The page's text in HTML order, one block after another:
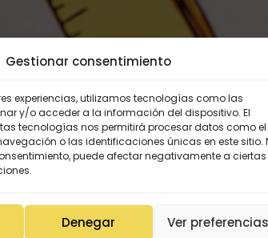
Gestionar consentimiento
experiencias, utilizamos tecnologías como las
y/o acceder a la información del dispositivo. El
tecnologías nos permitirá procesar datos como el
o las identificaciones únicas en este sitio.
puede afectar negativamente a ciertas
Denegar Ver